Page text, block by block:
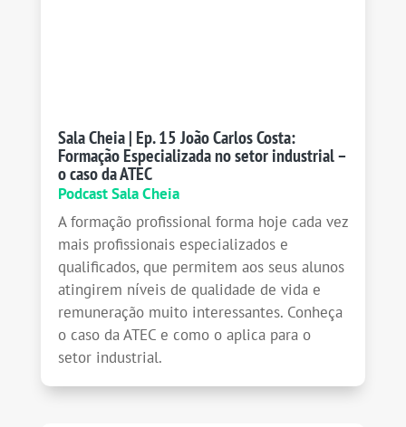
Sala Cheia | Ep. 15 João Carlos Costa:
Formação Especializada no setor industrial –
o caso da ATEC
Podcast Sala Cheia
A formação profissional forma hoje cada vez
mais profissionais especializados e
qualificados, que permitem aos seus alunos
atingirem níveis de qualidade de vida e
remuneração muito interessantes. Conheça
o caso da ATEC e como o aplica para o
setor industrial.